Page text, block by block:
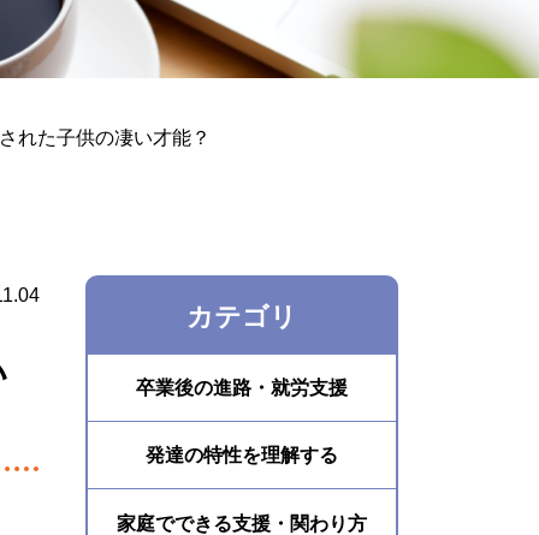
れた子供の凄い才能？
カテゴリ
卒業後の進路・就労支援
発達の特性を理解する
家庭でできる支援・関わり方